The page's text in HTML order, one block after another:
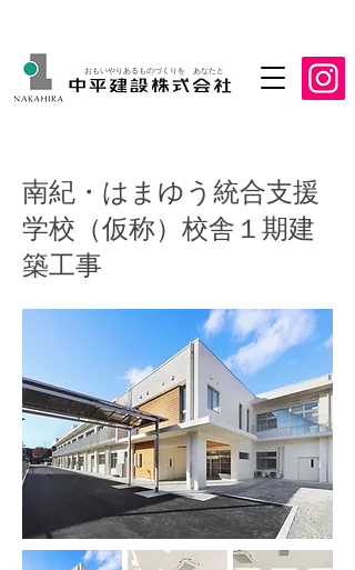
おもいやりあるものづくりを あなたと
南紀・はまゆう統合支援
学校（仮称）校舎１期建
築工事